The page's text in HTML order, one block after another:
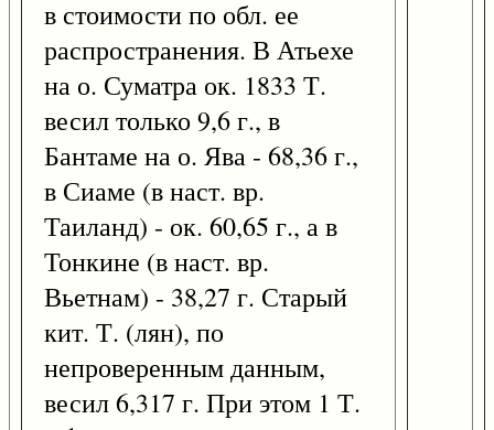
в стоимости по обл. ее
распространения. В Атьехе
на о. Суматра ок. 1833 Т.
весил только 9,6 г., в
Бантаме на о. Ява - 68,36 г.,
в Сиаме (в наст. вр.
Таиланд) - ок. 60,65 г., а в
Тонкине (в наст. вр.
Вьетнам) - 38,27 г. Старый
кит. Т. (лян), по
непроверенным данным,
весил 6,317 г. При этом 1 Т.